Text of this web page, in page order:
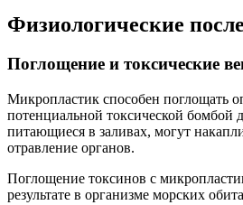
Физиологические
Поглощение и токсические
Микропластик способен поглощать
потенциальной токсической
питающиеся в заливах, могут
отравление органов.
Поглощение токсинов с
результате в организме морских